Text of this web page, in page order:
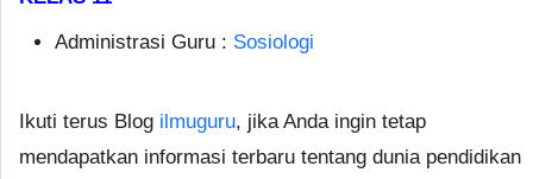
Administrasi Guru : Sosiologi
Ikuti terus Blog ilmuguru, jika Anda ingin tetap
mendapatkan informasi terbaru tentang dunia pendidikan